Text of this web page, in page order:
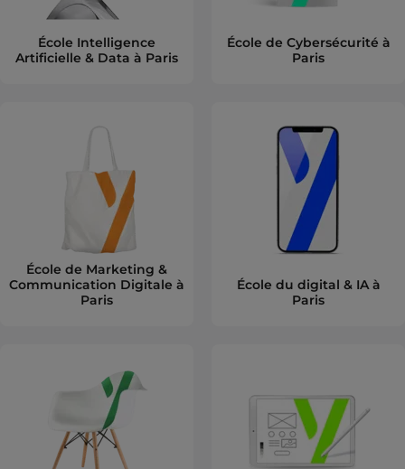
École Intelligence
Artificielle & Data à Paris
École de Cybersécurité à
Paris
École de Marketing &
Communication Digitale à
Paris
École du digital & IA à
Paris